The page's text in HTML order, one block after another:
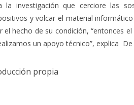
investigación que cerciore las
y volcar el material
hecho de su condición, “entonces
un apoyo técnico”, explica De
propia